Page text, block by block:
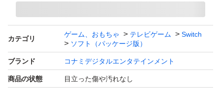
カテゴリ
ゲーム、おもちゃ テレビゲーム
Switch
ソフト（パッケージ版）
ブランド コナミデジタルエンタテインメント
商品の状態 目立った傷や汚れなし